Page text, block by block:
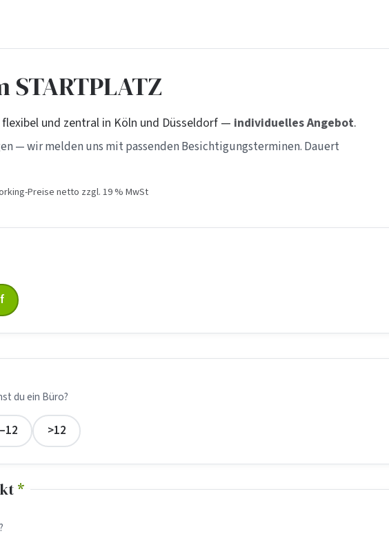
flexibel und zentral in Köln und Düsseldorf — individuelles Angebot.
— wir melden uns mit passenden Besichtigungsterminen. Dauert
Preise netto zzgl. 19 % MwSt
du ein Büro?
>12
*